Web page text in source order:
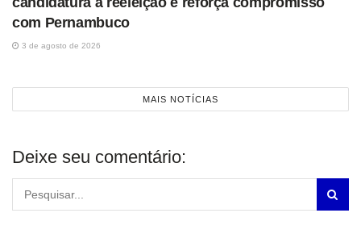
com Pernambuco
3 de agosto de 2026
MAIS NOTÍCIAS
Deixe seu comentário: